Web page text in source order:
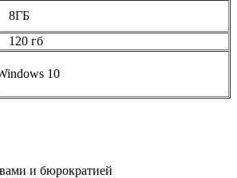
8ГБ
120 гб
10
и бюрократией